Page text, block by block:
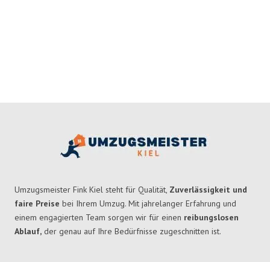
Umzugsmeister Fink Kiel steht für Qualität, Zuverlässigkeit und
faire Preise bei Ihrem Umzug. Mit jahrelanger Erfahrung und
einem engagierten Team sorgen wir für einen reibungslosen
Ablauf, der genau auf Ihre Bedürfnisse zugeschnitten ist.